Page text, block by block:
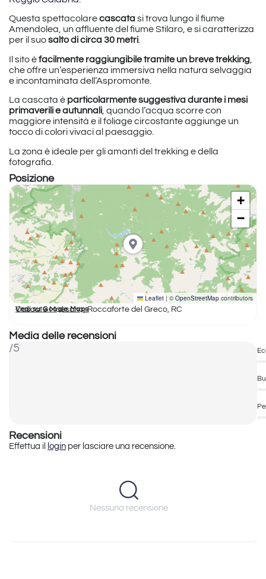
Questa spettacolarecascatasi trova lungo il fiume
Amendolea, un affluente del fiume Stilaro, e si caratterizza
per il suosalto di circa 30 metri.
Il sito èfacilmente raggiungibile tramite un breve trekking
che offre un’esperienza immersiva nella natura selvaggia
e incontaminata dell’Aspromonte.
La cascata è particolarmente suggestiva durante i mesi
primaverili e autunnali , quando l’acqua scorre con
maggiore intensità e il foliage circostante aggiunge un
tocco di colori vivaci al paesaggio.
La zona è ideale per gli amanti del trekking e della
fotografia.
Posizione
+
−
Leaflet | ©OpenStreetMap contributors
Cascate Maesano, Roccaforte del Greco, RC
Vedi su Google Maps
Media delle recensioni
/5
Recensioni
Effettua il login per lasciare una recensione.
Nessuna recensione